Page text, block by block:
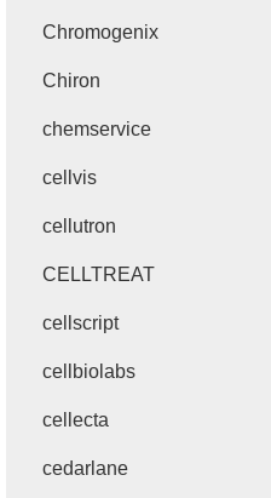
Chromogenix
Chiron
chemservice
cellvis
cellutron
CELLTREAT
cellscript
cellbiolabs
cellecta
cedarlane